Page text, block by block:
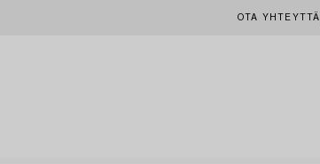
OTA YHTEYTTÄ